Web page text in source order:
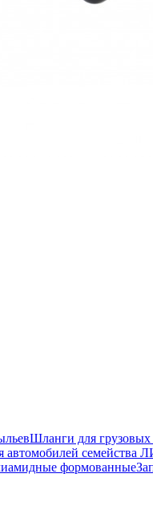
Шланги для грузовых
автомобилей семейства
формованные